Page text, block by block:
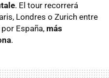
. El tour recorrerá
Londres o Zurich entre
España, más
.